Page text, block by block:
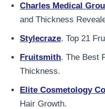
Charles Medical
and Thickness
Stylecraze. Top 21
Fruitsmith. The Best
Thickness.
Elite Cosmetology
Hair Growth.